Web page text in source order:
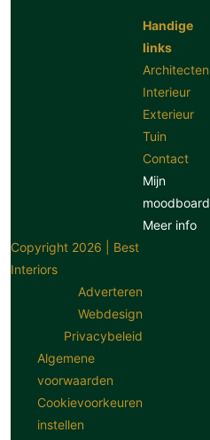
Handige
links
Architecten
Interieur
Exterieur
Tuin
Contact
Mijn
Meer info
Copyright 2026 | Best
Interiors
Adverteren
Webdesign
Privacybeleid
Algemene
voorwaarden
Cookievoorkeuren
instellen